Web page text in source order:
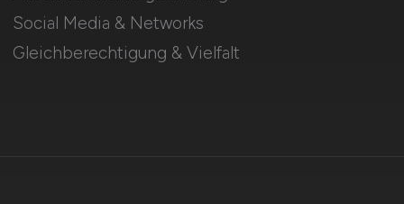
Social Media & Networks
Gleichberechtigung & Vielfalt